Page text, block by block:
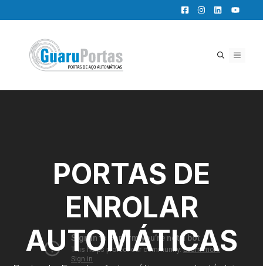
para
conteúdo
MENU
PORTAS DE
ENROLAR
AUTOMÁTICAS